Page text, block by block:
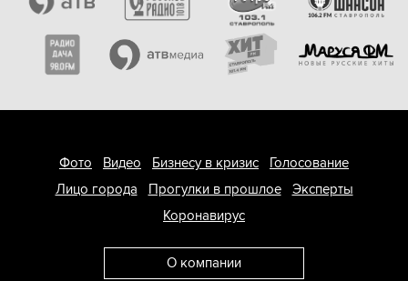
Фото Видео Бизнесу в кризис
Голосование
Лицо города
Прогулки в прошлое
Эксперты
Коронавирус
О компании